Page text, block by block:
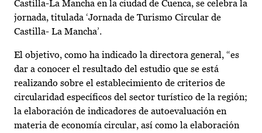
Castilla-La Mancha en la ciudad de Cuenca, se celebra la
jornada, titulada ‘Jornada de Turismo Circular de
Castilla- La Mancha’.
El objetivo, como ha indicado la directora general, “es
dar a conocer el resultado del estudio que se está
realizando sobre el establecimiento de criterios de
circularidad específicos del sector turístico de la región;
la elaboración de indicadores de autoevaluación en
materia de economía circular, así como la elaboración